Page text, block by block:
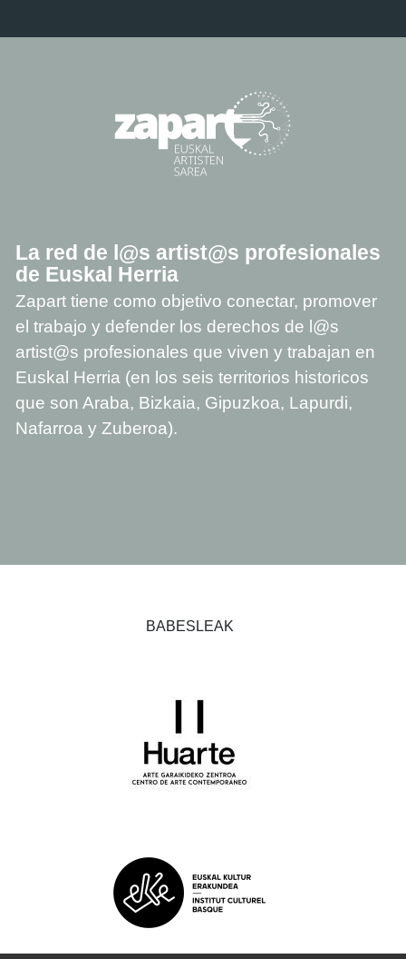
La red de l@s artist@s profesionales
de Euskal Herria
Zapart tiene como objetivo conectar, promover
el trabajo y defender los derechos de l@s
artist@s profesionales que viven y trabajan en
Euskal Herria (en los seis territorios historicos
que son Araba, Bizkaia, Gipuzkoa, Lapurdi,
Nafarroa y Zuberoa).
BABESLEAK